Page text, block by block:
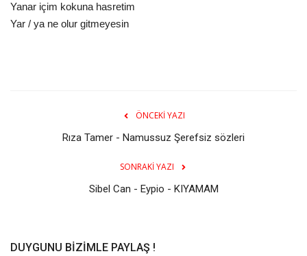
Yanar içim kokuna hasretim
Yar / ya ne olur gitmeyesin
ÖNCEKI YAZI
Rıza Tamer - Namussuz Şerefsiz sözleri
SONRAKI YAZI
Sibel Can - Eypio - KIYAMAM
DUYGUNU BIZIMLE PAYLAŞ !